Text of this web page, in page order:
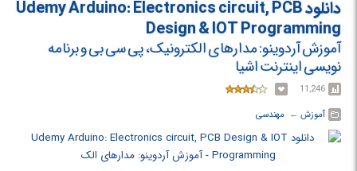
دانلود Udemy Arduino: Electronics circuit, PCB
Design & IOT Programming
آموزش آردوینو: مدارهای الکترونیک، پی سی بی و برنامه
نویسی اینترنت اشیا
11,246
آموزش ← ‏ مهندسی